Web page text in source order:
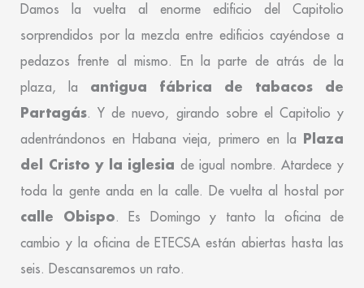
Damos la vuelta al enorme edificio del Capitolio
sorprendidos por la mezcla entre edificios cayéndose a
pedazos frente al mismo. En la parte de atrás de la
plaza, la antigua fábrica de tabacos de
Partagás. Y de nuevo, girando sobre el Capitolio y
adentrándonos en Habana vieja, primero en la Plaza
del Cristo y la iglesia de igual nombre. Atardece y
toda la gente anda en la calle. De vuelta al hostal por
calle Obispo. Es Domingo y tanto la oficina de
cambio y la oficina de ETECSA están abiertas hasta las
seis. Descansaremos un rato.